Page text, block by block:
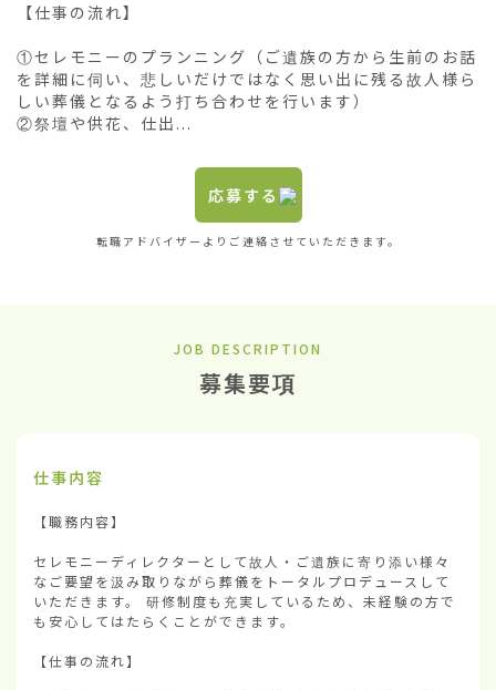
【仕事の流れ】
①セレモニーのプランニング（ご遺族の方から生前のお話
を詳細に伺い、悲しいだけではなく思い出に残る故人様ら
しい葬儀となるよう打ち合わせを行います）
②祭壇や供花、仕出...
応募する
転職アドバイザーよりご連絡させていただきます。
JOB DESCRIPTION
募集要項
仕事内容
【職務内容】
セレモニーディレクターとして故人・ご遺族に寄り添い様々
なご要望を汲み取りながら葬儀をトータルプロデュースして
いただきます。 研修制度も充実しているため、未経験の方で
も安心してはたらくことができます。
【仕事の流れ】